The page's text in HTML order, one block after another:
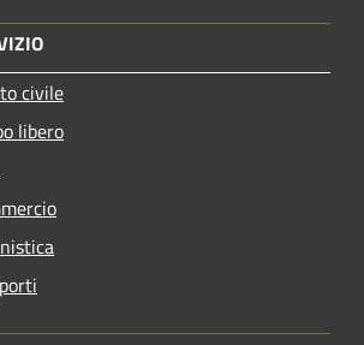
civile
libero